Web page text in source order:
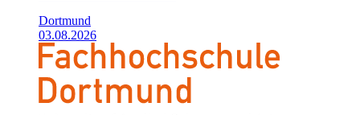
Dortmund
03.08.2026